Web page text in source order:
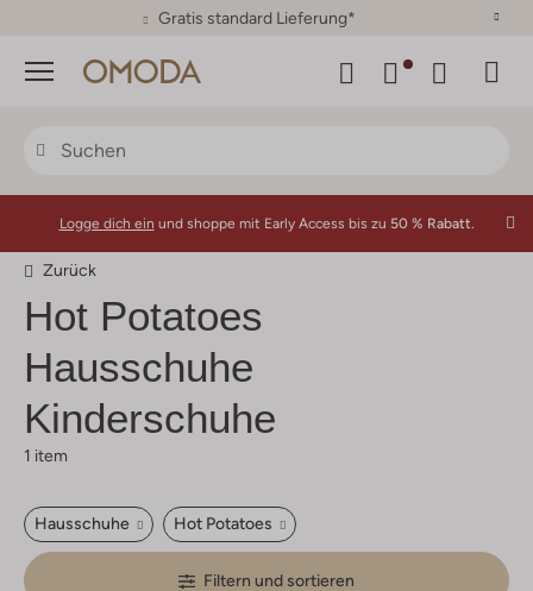
30 Tage Rückgaberecht
Menü
Logge dich ein und shoppe mit Early Access bis zu 50 % Rabatt.
Zurück
Hot Potatoes
Hausschuhe
Kinderschuhe
1 item
Hausschuhe Hot Potatoes
Filtern und sortieren